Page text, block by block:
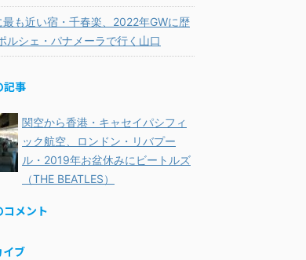
最も近い宿・千春楽、2022年GWに歴
ルシェ・パナメーラで行く山口
記事
関空から香港・キャセイパシフィ
ック航空、ロンドン・リバプー
ル・2019年お盆休みにビートルズ
（THE BEATLES）
コメント
イブ